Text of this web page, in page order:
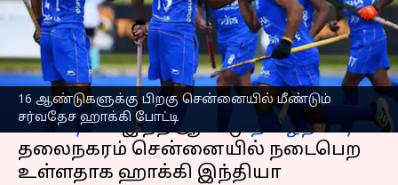
16 ஆண்டுகளுக்கு பிறகு சென்னையில் மீண்டும்
சர்வதேச ஹாக்கி போட்டி
எழுதியவர் Sekar Chinnappan Apr 17, 2023 01:29 pm
செய்தி முன்னோட்டம்
ஆசிய சாம்பியன்ஸ் டிராபிஹாக்கி
போட்டிகள் இந்த ஆண்டுதமிழ்நாட்டின்
தலைநகரம் சென்னையில் நடைபெற
உள்ளதாக ஹாக்கி இந்தியா